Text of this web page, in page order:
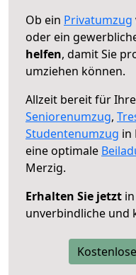
Ob ein Privatumzug
oder ein
helfen, damit Sie
umziehen können.
Allzeit bereit für
Seniorenumzug,
Studentenumzug in
eine optimale
Merzig.
Erhalten Sie jetzt
unverbindliche und